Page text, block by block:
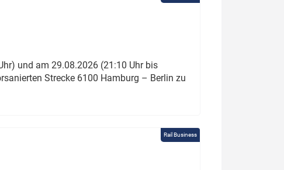
und am 29.08.2026 (21:10 Uhr bis
Strecke 6100 Hamburg – Berlin zu
Rail Business